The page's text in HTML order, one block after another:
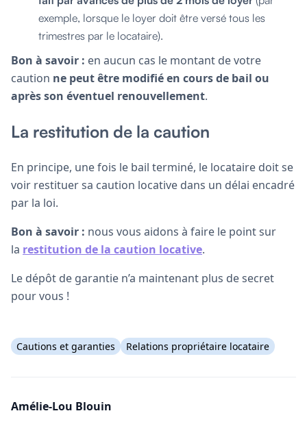
exemple, lorsque le loyer doit être versé tous les
trimestres par le locataire).
Bon à savoir : en aucun cas le montant de votre
caution ne peut être modifié en cours de bail ou
après son éventuel renouvellement.
La restitution de la caution
En principe, une fois le bail terminé, le locataire doit se
voir restituer sa caution locative dans un délai encadré
par la loi.
Bon à savoir : nous vous aidons à faire le point sur
la restitution de la caution locative.
Le dépôt de garantie n’a maintenant plus de secret
pour vous !
Cautions et garanties Relations propriétaire locataire
Amélie-Lou Blouin